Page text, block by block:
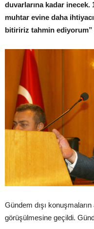
duvarlarına kadar inecek.
muhtar evine daha
bitiririz tahmin ediyorum”
Gündem dışı
görüşülmesine geçildi.